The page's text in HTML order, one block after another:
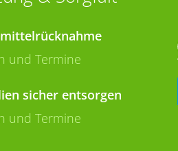
und Termine
sicher entsorgen
und Termine